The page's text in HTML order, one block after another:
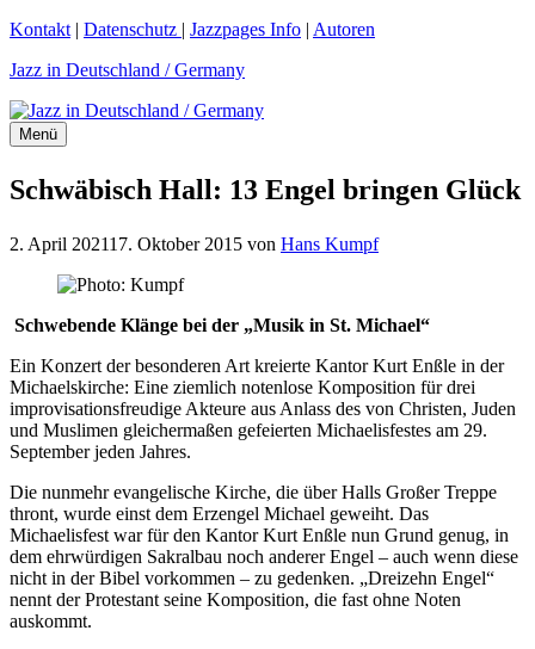
Zum
springen
Kontakt | Datenschutz | Jazzpages Info | Autoren
Jazz in Deutschland / Germany
Menü
Schwäbisch Hall: 13 Engel bringen Glück
2. April 202117. Oktober 2015 von Hans Kumpf
Schwebende Klänge bei der „Musik in St. Michael“
Ein Konzert der besonderen Art kreierte Kantor Kurt Enßle in der
Michaelskirche: Eine ziemlich notenlose Komposition für drei
improvisationsfreudige Akteure aus Anlass des von Christen, Juden
und Muslimen gleichermaßen gefeierten Michaelisfestes am 29.
September jeden Jahres.
Die nunmehr evangelische Kirche, die über Halls Großer Treppe
thront, wurde einst dem Erzengel Michael geweiht. Das
Michaelisfest war für den Kantor Kurt Enßle nun Grund genug, in
dem ehrwürdigen Sakralbau noch anderer Engel – auch wenn diese
nicht in der Bibel vorkommen – zu gedenken. „Dreizehn Engel“
nennt der Protestant seine Komposition, die fast ohne Noten
auskommt.